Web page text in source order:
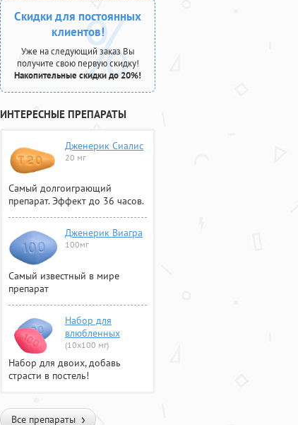
Скидки для постоянных
клиентов!
Уже на следующий заказ Вы
получите свою первую скидку!
Накопительные скидки до 20%!
ИНТЕРЕСНЫЕ ПРЕПАРАТЫ
Дженерик Сиалис
20 мг
Самый долгоиграющий
препарат. Эффект до 36 часов.
Дженерик Виагра
100мг
Самый известный в мире
препарат
Набор для
влюбленных
(10х100 мг)
Набор для двоих, добавь
страсти в постель!
Все препараты